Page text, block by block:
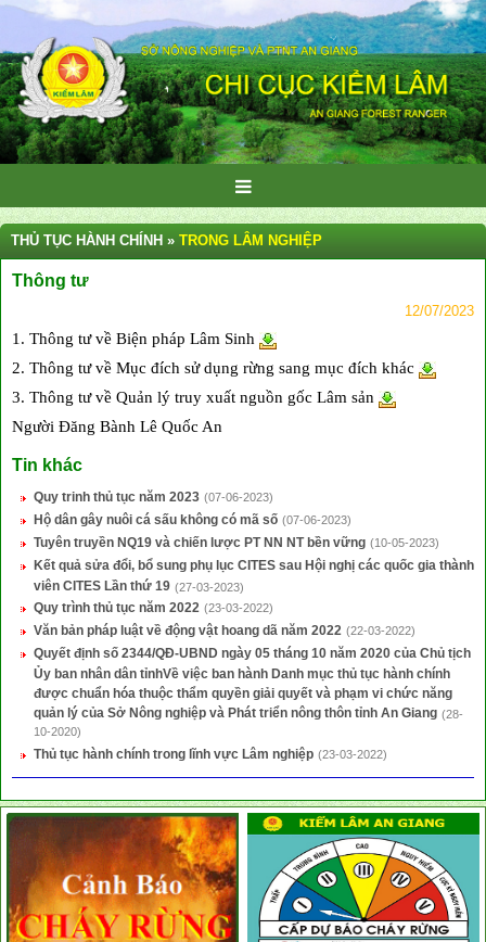
THỦ TỤC HÀNH CHÍNH » TRONG LÂM NGHIỆP
Thông tư
12/07/2023
1. Thông tư về Biện pháp Lâm Sinh
2. Thông tư về Mục đích sử dụng rừng sang mục đích khác
3. Thông tư về Quản lý truy xuất nguồn gốc Lâm sản
Người Đăng Bành Lê Quốc An
Tin khác
Quy trinh thủ tục năm 2023 (07-06-2023)
Hộ dân gây nuôi cá sấu không có mã số (07-06-2023)
Tuyên truyền NQ19 và chiến lược PT NN NT bền vững (10-05-2023)
Kết quả sửa đổi, bổ sung phụ lục CITES sau Hội nghị các quốc gia thành
viên CITES Lần thứ 19 (27-03-2023)
Quy trình thủ tục năm 2022 (23-03-2022)
Văn bản pháp luật về động vật hoang dã năm 2022 (22-03-2022)
Quyết định số 2344/QĐ-UBND ngày 05 tháng 10 năm 2020 của Chủ tịch
Ủy ban nhân dân tỉnhVề việc ban hành Danh mục thủ tục hành chính
được chuẩn hóa thuộc thẩm quyền giải quyết và phạm vi chức năng
quản lý của Sở Nông nghiệp và Phát triển nông thôn tỉnh An Giang (28-
10-2020)
Thủ tục hành chính trong lĩnh vực Lâm nghiệp (23-03-2022)